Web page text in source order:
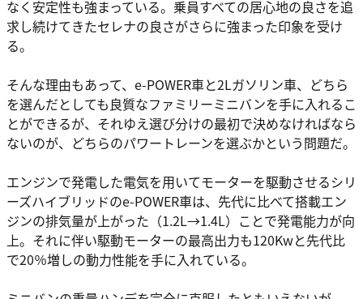
なく安定性も強まっている。乗員すべての居心地の良さを追
求し続けてきたセレナの良さがさらに強まった印象を受け
る。
そんな理由もあって、e-POWER車と2Lガソリン車、どちら
を選んだとしても良質なファミリーミニバンを手に入れるこ
とができるが、それゆえ選び分けの最初で決めなければなら
ないのが、どちらのパワートレーンを選ぶかという問題だ。
エンジンで発電した電気を用いてモーターを駆動させるシリ
ーズハイブリッドのe-POWER車は、先代に比べて搭載エン
ジンの排気量が上がった（1.2L→1.4L）ことで発電能力が向
上。それに伴い駆動モーターの最高出力も120Kwと先代比
で20％増しの動力性能を手に入れている。